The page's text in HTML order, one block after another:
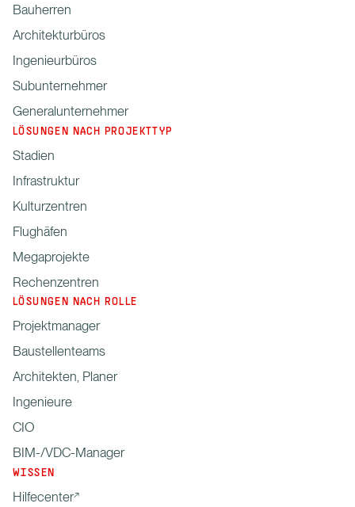
Bauherren
Architekturbüros
Ingenieurbüros
Subunternehmer
Generalunternehmer
LÖSUNGEN NACH PROJEKTTYP
Stadien
Infrastruktur
Kulturzentren
Flughäfen
Megaprojekte
Rechenzentren
LÖSUNGEN NACH ROLLE
Projektmanager
Baustellenteams
Architekten, Planer
Ingenieure
CIO
BIM-/VDC-Manager
WISSEN
Hilfecenter